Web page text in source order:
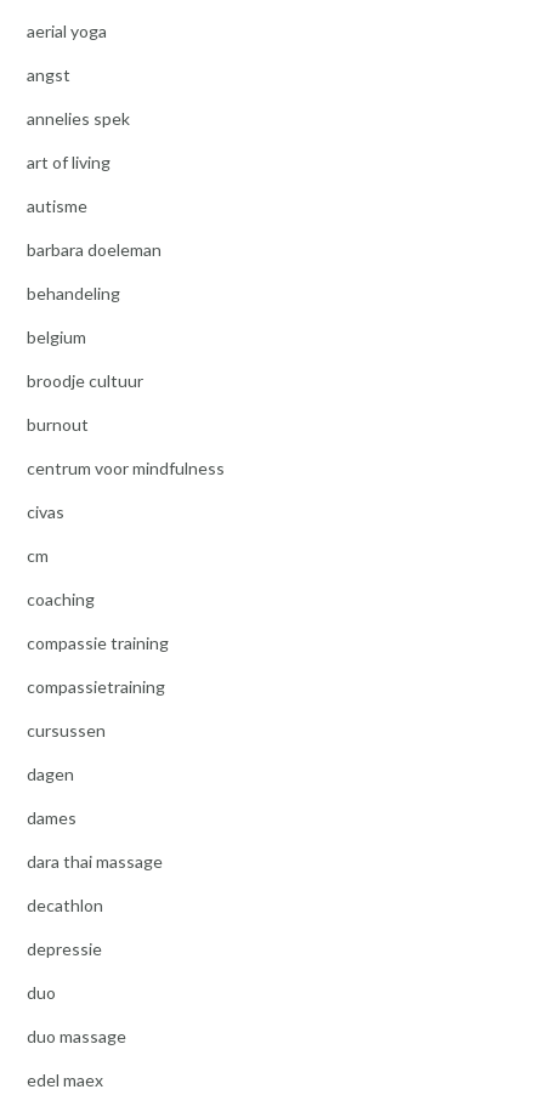
aerial yoga
angst
annelies spek
art of living
autisme
barbara doeleman
behandeling
belgium
broodje cultuur
burnout
centrum voor mindfulness
civas
cm
coaching
compassie training
compassietraining
cursussen
dagen
dames
dara thai massage
decathlon
depressie
duo
duo massage
edel maex